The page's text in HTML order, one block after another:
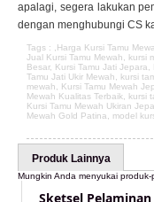
apalagi, segera lakukan
dengan menghubungi CS
Tags : , Harga Kursi Tamu
Jual Kursi Tamu Mewah
kursi
Besar, Kursi Tamu Jati Jepara
Tamu Jati Ukir Mewah
kursi
mewah
Kursi Tamu Mewah
Mewah Kualitas Terbaik
kursi
Kursi Tamu Mewah Ukiran
Mewah Gold Patina
model
Produk Lainnya
Mungkin Anda menyukai produk-
Sketsel Pelaminan